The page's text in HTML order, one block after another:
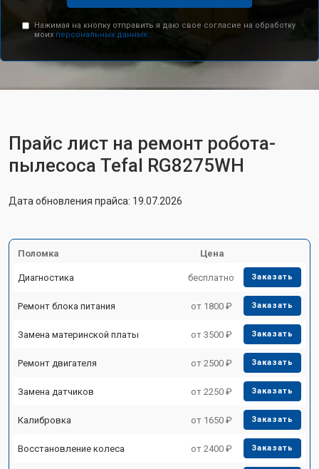
Нажимая на кнопку отправить я даю свое согласие на обработку
моих персональных данных.
Прайс лист на ремонт робота-
пылесоса Tefal RG8275WH
Дата обновления прайса: 19.07.2026
Поломка Цена
Диагностика бесплатно Заказать
Ремонт блока питания от 1800 ₽ Заказать
Замена материнской платы от 3500 ₽ Заказать
Ремонт двигателя от 2500 ₽ Заказать
Замена датчиков от 2250 ₽ Заказать
Калибровка от 1650 ₽ Заказать
Восстановление колеса от 2400 ₽ Заказать